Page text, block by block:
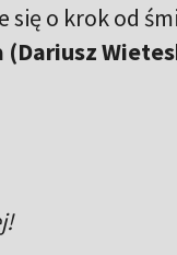
o krok od
(Dariusz